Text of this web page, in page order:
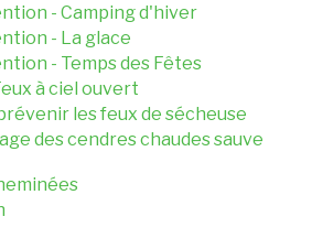
- Camping d'hiver
- La glace
- Temps des Fêtes
à ciel ouvert
les feux de sécheuse
des cendres chaudes sauve